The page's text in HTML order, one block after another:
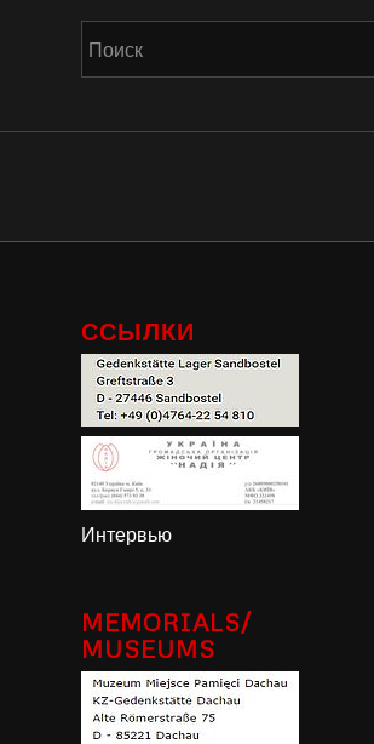
ССЫЛКИ
Интервью
MEMORIALS/
MUSEUMS